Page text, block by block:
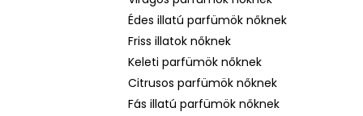
Édes illatú parfümök nőknek
Friss illatok nőknek
Keleti parfümök nőknek
Citrusos parfümök nőknek
Fás illatú parfümök nőknek
LATTAFA YARA – NŐI EAU DE PARFUM
Ft600